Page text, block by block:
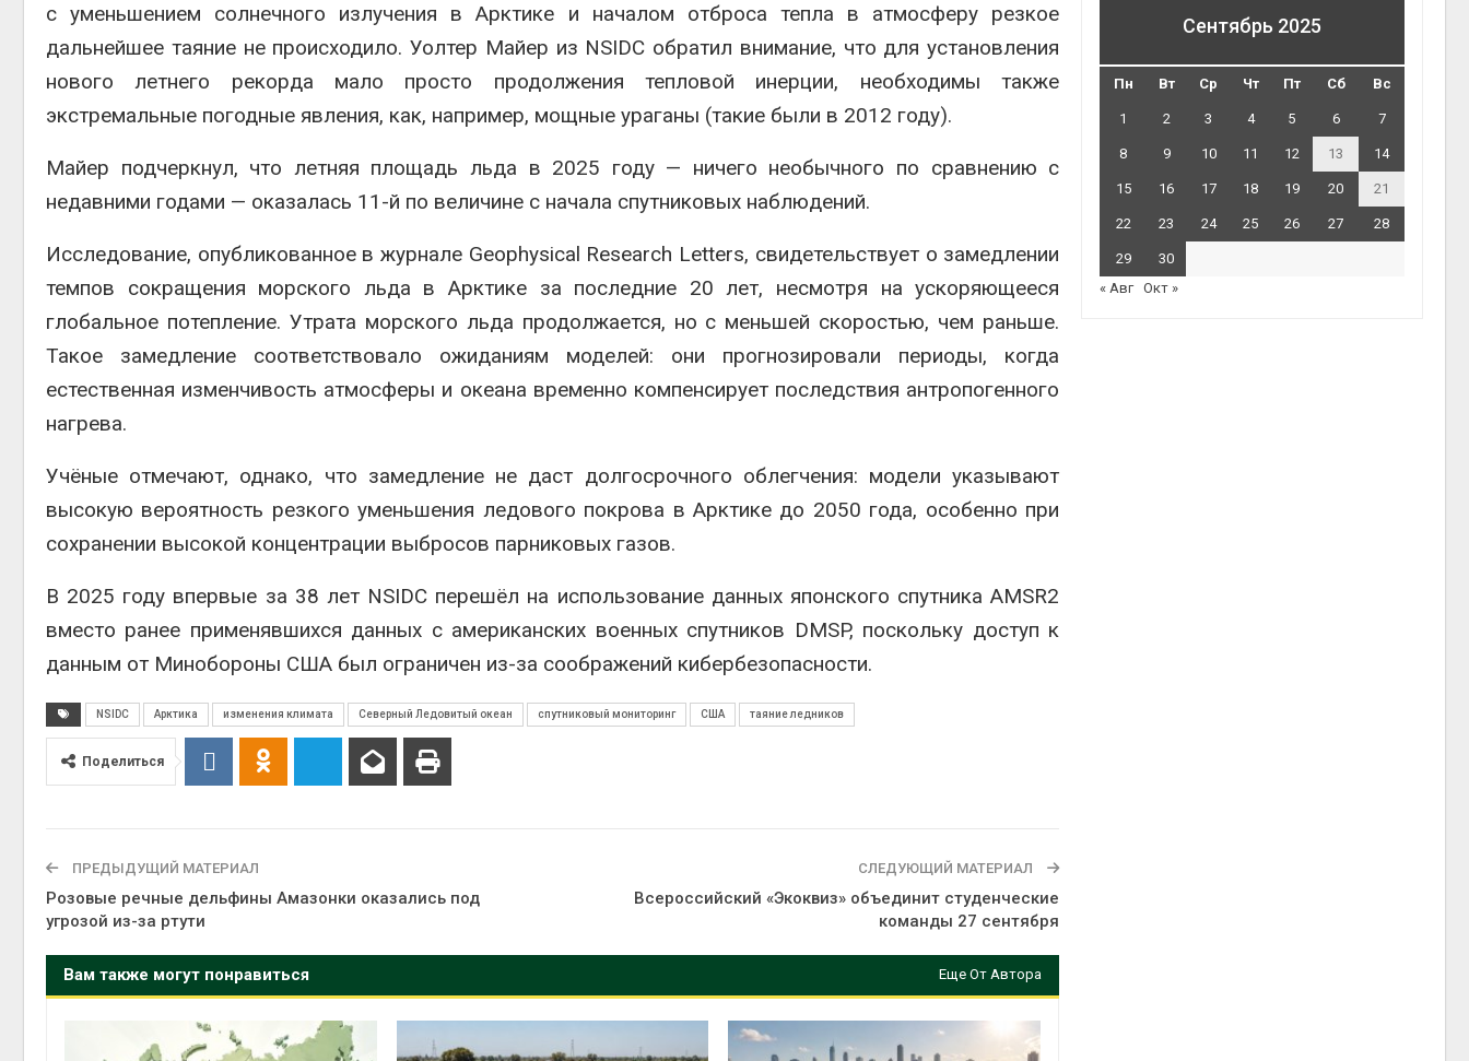
с уменьшением солнечного излучения в Арктике и началом отброса тепла в атмосферу резкое
дальнейшее таяние не происходило. Уолтер Майер из NSIDC обратил внимание, что для установления
нового летнего рекорда мало просто продолжения тепловой инерции, необходимы также
экстремальные погодные явления, как, например, мощные ураганы (такие были в 2012 году).
Майер подчеркнул, что летняя площадь льда в 2025 году — ничего необычного по сравнению с
недавними годами — оказалась 11-й по величине с начала спутниковых наблюдений.
Исследование, опубликованное в журнале Geophysical Research Letters, свидетельствует о замедлении
темпов сокращения морского льда в Арктике за последние 20 лет, несмотря на ускоряющееся
глобальное потепление. Утрата морского льда продолжается, но с меньшей скоростью, чем раньше.
Такое замедление соответствовало ожиданиям моделей: они прогнозировали периоды, когда
естественная изменчивость атмосферы и океана временно компенсирует последствия антропогенного
нагрева.
Учёные отмечают, однако, что замедление не даст долгосрочного облегчения: модели указывают
высокую вероятность резкого уменьшения ледового покрова в Арктике до 2050 года, особенно при
сохранении высокой концентрации выбросов парниковых газов.
В 2025 году впервые за 38 лет NSIDC перешёл на использование данных японского спутника AMSR2
вместо ранее применявшихся данных с американских военных спутников DMSP, поскольку доступ к
данным от Минобороны США был ограничен из-за соображений кибербезопасности.
NSIDC Арктика изменения климата Северный Ледовитый океан спутниковый мониторинг США таяние ледников
Поделиться
ПРЕДЫДУЩИЙ МАТЕРИАЛ
Розовые речные дельфины Амазонки оказались под
угрозой из-за ртути
СЛЕДУЮЩИЙ МАТЕРИАЛ
Всероссийский «Экоквиз» объединит студенческие
команды 27 сентября
Вам также могут понравиться Еще От Автора
Сентябрь 2025
Пн Вт Ср Чт Пт Сб Вс
1 2 3 4 5 6 7
8 9 10 11 12 13 14
15 16 17 18 19 20 21
22 23 24 25 26 27 28
29
30
« Авг Окт »